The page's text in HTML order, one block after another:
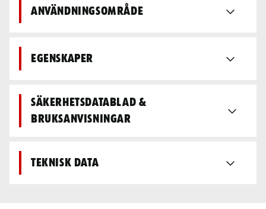
Användningsområde
Egenskaper
Säkerhetsdatablad &
bruksanvisningar
Teknisk data